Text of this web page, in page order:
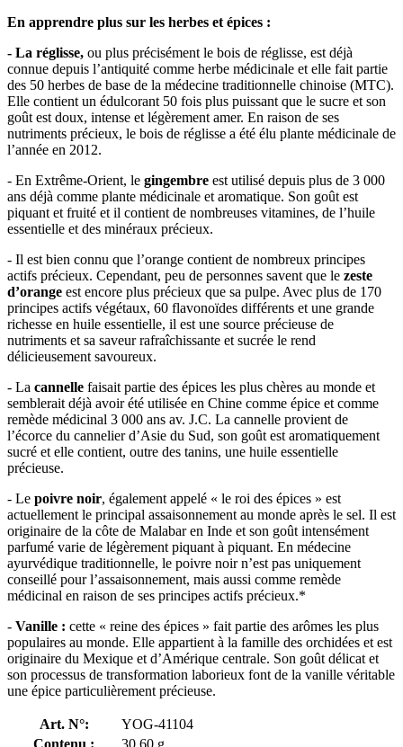
En apprendre plus sur les herbes et épices :
- La réglisse, ou plus précisément le bois de réglisse, est déjà
connue depuis l’antiquité comme herbe médicinale et elle fait partie
des 50 herbes de base de la médecine traditionnelle chinoise (MTC).
Elle contient un édulcorant 50 fois plus puissant que le sucre et son
goût est doux, intense et légèrement amer. En raison de ses
nutriments précieux, le bois de réglisse a été élu plante médicinale de
l’année en 2012.
- En Extrême-Orient, le gingembre est utilisé depuis plus de 3 000
ans déjà comme plante médicinale et aromatique. Son goût est
piquant et fruité et il contient de nombreuses vitamines, de l’huile
essentielle et des minéraux précieux.
- Il est bien connu que l’orange contient de nombreux principes
actifs précieux. Cependant, peu de personnes savent que le zeste
d’orange est encore plus précieux que sa pulpe. Avec plus de 170
principes actifs végétaux, 60 flavonoïdes différents et une grande
richesse en huile essentielle, il est une source précieuse de
nutriments et sa saveur rafraîchissante et sucrée le rend
délicieusement savoureux.
- La cannelle faisait partie des épices les plus chères au monde et
semblerait déjà avoir été utilisée en Chine comme épice et comme
remède médicinal 3 000 ans av. J.C. La cannelle provient de
l’écorce du cannelier d’Asie du Sud, son goût est aromatiquement
sucré et elle contient, outre des tanins, une huile essentielle
précieuse.
- Le poivre noir, également appelé « le roi des épices » est
actuellement le principal assaisonnement au monde après le sel. Il est
originaire de la côte de Malabar en Inde et son goût intensément
parfumé varie de légèrement piquant à piquant. En médecine
ayurvédique traditionnelle, le poivre noir n’est pas uniquement
conseillé pour l’assaisonnement, mais aussi comme remède
médicinal en raison de ses principes actifs précieux.*
- Vanille : cette « reine des épices » fait partie des arômes les plus
populaires au monde. Elle appartient à la famille des orchidées et est
originaire du Mexique et d’Amérique centrale. Son goût délicat et
son processus de transformation laborieux font de la vanille véritable
une épice particulièrement précieuse.
Art. N°:
YOG-41104
Contenu :
30,60 g